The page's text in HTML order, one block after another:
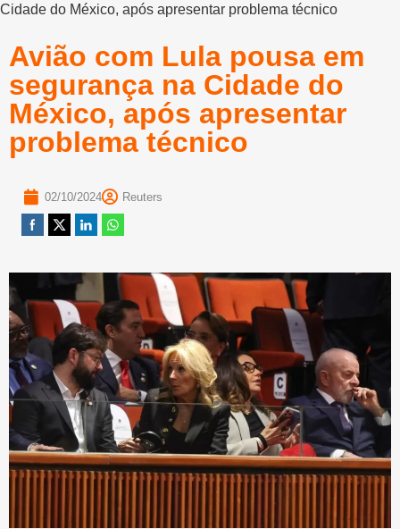
Cidade do México, após apresentar problema técnico
Avião com Lula pousa em
segurança na Cidade do
México, após apresentar
problema técnico
02/10/2024 Reuters